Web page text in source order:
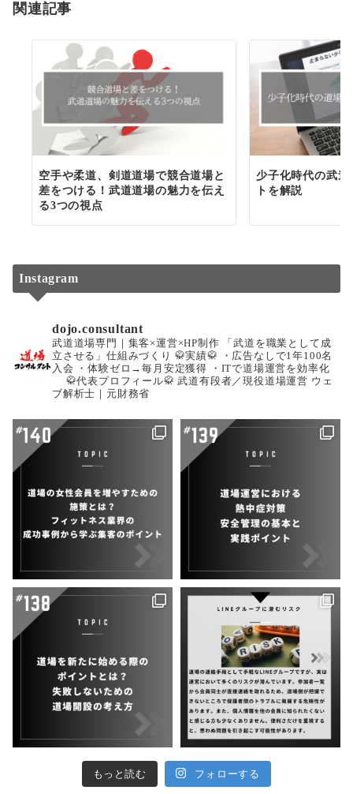
ン
関連記事
空手や柔道、剣道道場で競合道場と
差をつける！武道道場の魅力を伝え
る3つの視点
少子化時代の武
トを解説
Instagram
dojo.consultant
武道道場専門｜集客×運営×HP制作 「武道を職業として成
立させる」仕組みづくり 🥋実績🥋
・広告なしで1年100名
入会
・体験ゼロ→毎月安定獲得 ・ITで道場運営を効率化
🥋代表プロフィール🥋 武道有段者／現役道場運営 ウェ
ブ解析士｜元財務省
もっと読む フォローする